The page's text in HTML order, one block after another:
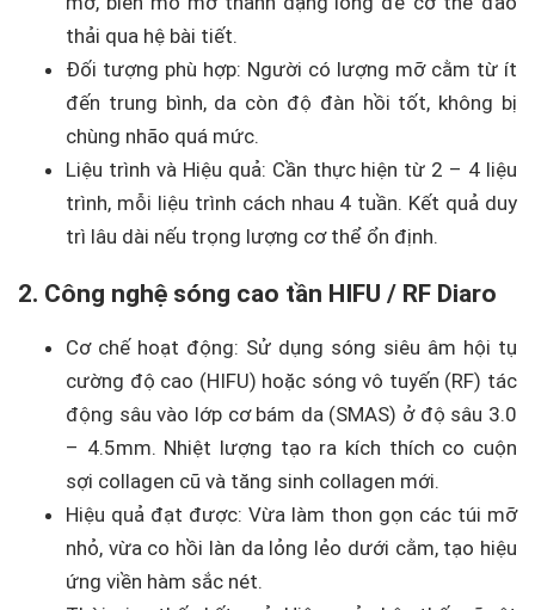
thải qua hệ bài tiết.
Đối tượng phù hợp: Người có lượng mỡ cằm từ ít
đến trung bình, da còn độ đàn hồi tốt, không bị
chùng nhão quá mức.
Liệu trình và Hiệu quả: Cần thực hiện từ 2 – 4 liệu
trình, mỗi liệu trình cách nhau 4 tuần. Kết quả duy
trì lâu dài nếu trọng lượng cơ thể ổn định.
2. Công nghệ sóng cao tần HIFU / RF Diaro
Cơ chế hoạt động: Sử dụng sóng siêu âm hội tụ
cường độ cao (HIFU) hoặc sóng vô tuyến (RF) tác
động sâu vào lớp cơ bám da (SMAS) ở độ sâu 3.0
– 4.5mm. Nhiệt lượng tạo ra kích thích co cuộn
sợi collagen cũ và tăng sinh collagen mới.
Hiệu quả đạt được: Vừa làm thon gọn các túi mỡ
nhỏ, vừa co hồi làn da lỏng lẻo dưới cằm, tạo hiệu
ứng viền hàm sắc nét.